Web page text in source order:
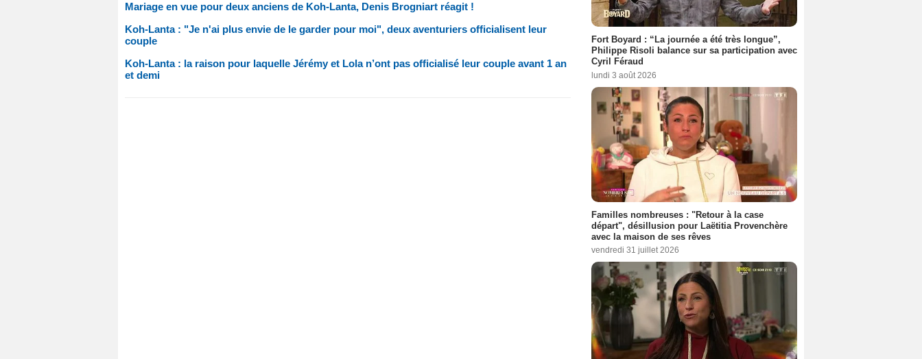
Mariage en vue pour deux anciens de Koh-Lanta, Denis Brogniart réagit !
Koh-Lanta : "Je n'ai plus envie de le garder pour moi", deux aventuriers officialisent leur
couple
Koh-Lanta : la raison pour laquelle Jérémy et Lola n’ont pas officialisé leur couple avant 1 an
et demi
Fort Boyard : “La journée a été très longue”,
Philippe Risoli balance sur sa participation avec
Cyril Féraud
lundi 3 août 2026
Familles nombreuses : "Retour à la case
départ", désillusion pour Laëtitia Provenchère
avec la maison de ses rêves
vendredi 31 juillet 2026